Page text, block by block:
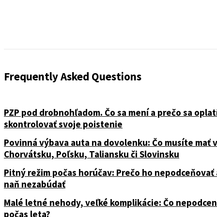
Frequently Asked Questions
PZP pod drobnohľadom. Čo sa mení a prečo sa
skontrolovať svoje poistenie
Povinná výbava auta na dovolenku: Čo musíte mať v
Chorvátsku, Poľsku, Taliansku či Slovinsku
Pitný režim počas horúčav: Prečo ho nepodceňovať
naň nezabúdať
Malé letné nehody, veľké komplikácie: Čo
počas leta?